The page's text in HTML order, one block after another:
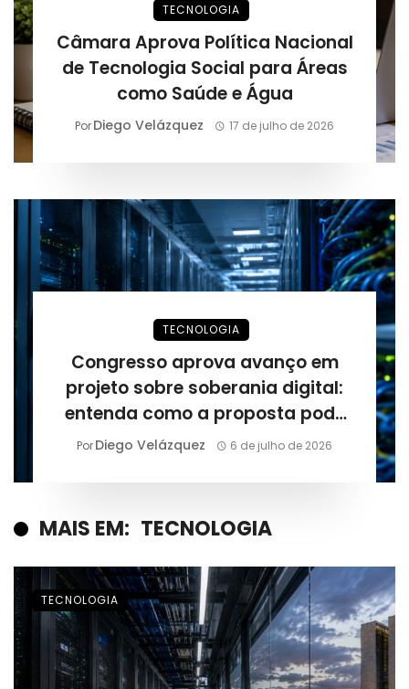
TECNOLOGIA
Câmara Aprova Política Nacional
de Tecnologia Social para Áreas
como Saúde e Água
PorDiego Velázquez 17 de julho de 2026
TECNOLOGIA
Congresso aprova avanço em
projeto sobre soberania digital:
entenda como a proposta pode
mudar a infraestrutura
PorDiego Velázquez 6 de julho de 2026
MAIS EM: TECNOLOGIA
TECNOLOGIA